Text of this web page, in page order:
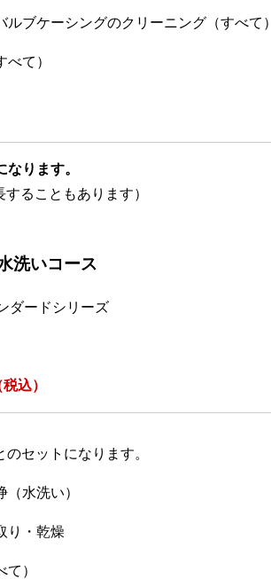
ルブケーシングのクリーニング（すべて）
て）
ります。
することもあります）
洗いコース
ダードシリーズ
込）
セットになります。
水洗い）
り・乾燥
）